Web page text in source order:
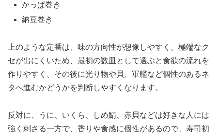
かっぱ巻き
納豆巻き
上のような定番は、味の方向性が想像しやすく、極端なク
セが出にくいため、最初の数皿として選ぶと食欲の流れを
作りやすく、その後に光り物や貝、軍艦など個性のあるネ
タへ進むかどうかを判断しやすくなります。
反対に、うに、いくら、しめ鯖、赤貝などは好きな人には
強く刺さる一方で、香りや食感に個性があるので、寿司初